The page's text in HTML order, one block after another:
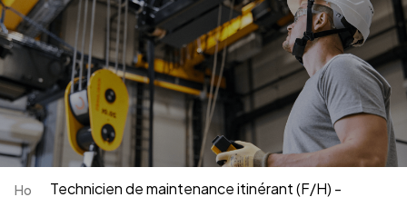
Ho
Technicien de maintenance itinérant (F/H) -